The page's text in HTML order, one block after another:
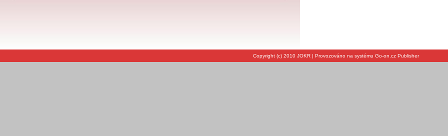
Copyright (c) 2010 JOKR | Provozováno na systému Go-on.cz Publisher